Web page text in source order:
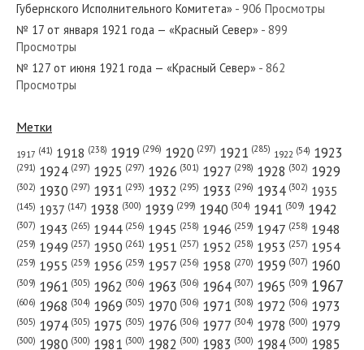
№ 82 от апреля 1959 года — «Красный Север»
№ 17 от января 1964 года — «Красный Север»
№ 247 от декабря 1946 года — «Красный Север»
Губернского Исполнительного Комитета» - 906 Просмотры
№ 17 от января 1921 года — «Красный Север» - 899
Просмотры
№ 127 от июня 1921 года — «Красный Север» - 862
Просмотры
Метки
1917 (41) 1918 (238) 1919 (296) 1920 (297) 1921 (285) 1922 (54) 1923
(291) 1924 (297) 1925 (297) 1926 (301) 1927 (298) 1928 (302) 1929
(302) 1930 (297) 1931 (293) 1932 (295) 1933 (296) 1934 (302) 1935
(145) 1937 (147) 1938 (300) 1939 (299) 1940 (304) 1941 (309) 1942
(307) 1943 (265) 1944 (256) 1945 (258) 1946 (259) 1947 (258) 1948
(259) 1949 (257) 1950 (261) 1951 (257) 1952 (258) 1953 (257) 1954
(259) 1955 (259) 1956 (259) 1957 (256) 1958 (270) 1959 (307) 1960
(309) 1961 (305) 1962 (306) 1963 (306) 1964 (307) 1965 (309) 1967
(606) 1968 (304) 1969 (305) 1970 (306) 1971 (308) 1972 (306) 1973
(305) 1974 (305) 1975 (305) 1976 (306) 1977 (304) 1978 (300) 1979
(300) 1980 (300) 1981 (300) 1982 (300) 1983 (300) 1984 (300) 1985